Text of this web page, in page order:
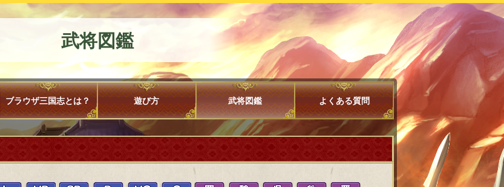
武将図鑑
ブラウザ三国志とは？ 遊び方 武将図鑑 よくある質問